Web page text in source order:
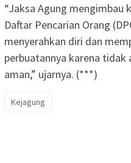
“Jaksa Agung mengimbau
Daftar Pencarian Orang
menyerahkan diri dan
perbuatannya karena
aman,” ujarnya. (***)
Kejagung